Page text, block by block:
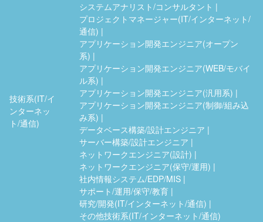
技術系(IT/イ
ンターネッ
ト/通信)
システムアナリスト/コンサルタント
プロジェクトマネージャー(IT/インターネット/
通信)
アプリケーション開発エンジニア(オープン
系)
アプリケーション開発エンジニア(WEB/モバイ
ル系)
アプリケーション開発エンジニア(汎用系)
アプリケーション開発エンジニア(制御/組み込
み系)
データベース構築/設計エンジニア
サーバー構築/設計エンジニア
ネットワークエンジニア(設計)
ネットワークエンジニア(保守/運用)
社内情報システム/EDP/MIS
サポート/運用/保守/教育
研究/開発(IT/インターネット/通信)
その他技術系(IT/インターネット/通信)